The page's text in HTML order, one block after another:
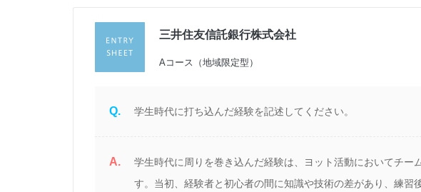
三井住友信託銀行株式会社
Aコース（地域限定型）
Q. 学生時代に打ち込んだ経験を記述してください。
A.
学生時代に周りを巻き込んだ経験は、ヨット活動においてチー
す。当初、経験者と初心者の間に知識や技術の差があり、練習